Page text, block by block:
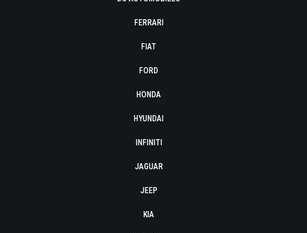
FERRARI
FIAT
FORD
HONDA
HYUNDAI
INFINITI
JAGUAR
JEEP
KIA